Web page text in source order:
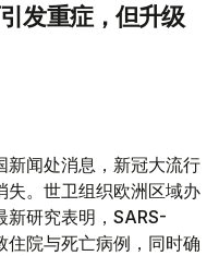
发重症，但升级
新闻处消息，新冠大流行
失。世卫组织欧洲区域办
新研究表明，SARS-
院与死亡病例，同时确